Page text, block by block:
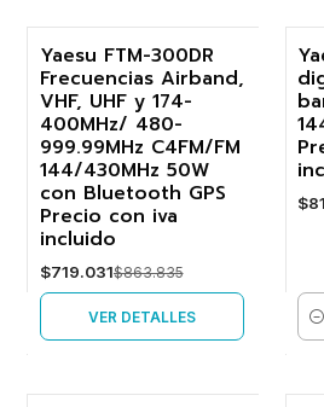
-17%
Agotado
Yaesu FTM-300DR
Frecuencias Airband,
VHF, UHF y 174-
400MHz/ 480-
999.99MHz C4FM/FM
144/430MHz 50W
con Bluetooth GPS
Precio con iva
incluido
$719.031$863.835
VER DETALLES